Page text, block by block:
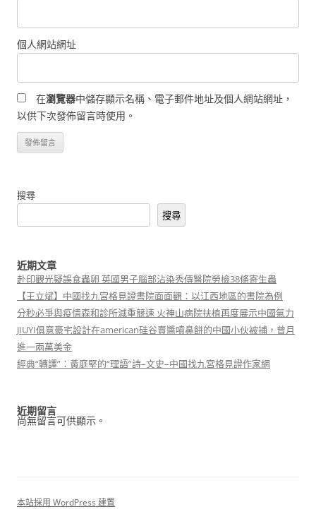
個人網站網址
在瀏覽器中儲存顯示名稱、電子郵件地址及個人網站網址，
以供下次發佈留言時使用。
搜尋
搜尋
近期文章
赴印觀光疑誤食蟲卵 英國男子腦部沾染秀傳醫院勞檢38條寄生蟲
【王立斌】中國找九宮格見證書院面面觀：以江西地區的書院為例
分秒必爭與疫情森和診所減重競速 火神山病院扶植再度展示中國氣力
JIUYI俱意豪宅設計在american硅谷賣醬噴鼻餅的中國小伙被捕，曾月
進一兩萬美金
經典“轉譯”：黃庭堅的“理語”詩–文史–中國找九宮格見證作家網
近期留言
尚無留言可供顯示。
本站採用 WordPress 建置